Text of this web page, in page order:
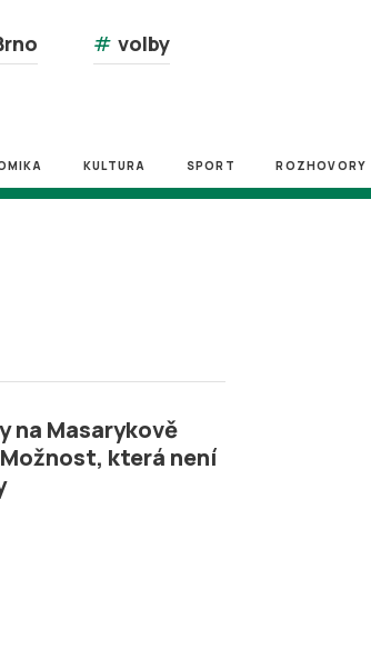
# volby
KULTURA SPORT ROZHOVORY
na Masarykově
která není